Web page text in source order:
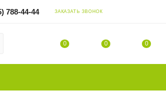
788-44-44 ЗАКАЗАТЬ ЗВОНОК
0 0 0